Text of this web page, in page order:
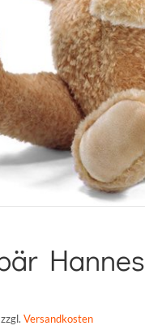
Hannes
zzgl. Versandkosten